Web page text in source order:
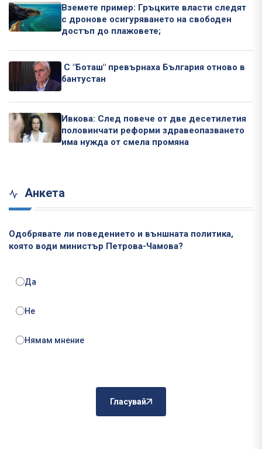
Вземете пример: Гръцките власти следят
с дронове осигуряването на свободен
достъп до плажовете;
С "Боташ" превърнаха България отново в
бантустан
Ивкова: След повече от две десетилетия
половинчати реформи здравеопазването
има нужда от смела промяна
Анкета
Одобрявате ли поведението и външната политика,
която води министър Петрова-Чамова?
Да
Не
Нямам мнение
Гласувай